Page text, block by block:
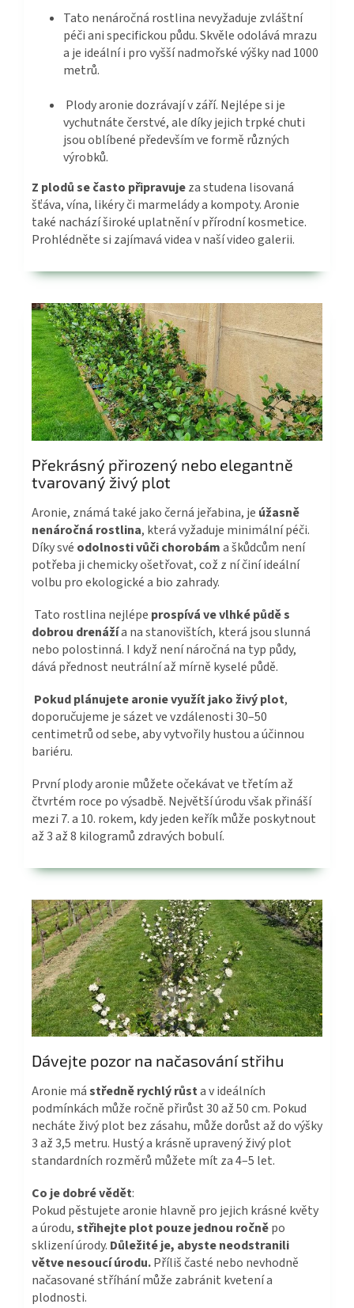
Tato nenáročná rostlina nevyžaduje zvláštní
péči ani specifickou půdu. Skvěle odolává mrazu
a je ideální i pro vyšší nadmořské výšky nad 1000
metrů.
Plody aronie dozrávají v září. Nejlépe si je
vychutnáte čerstvé, ale díky jejich trpké chuti
jsou oblíbené především ve formě různých
výrobků.
Z plodů se často připravujeza studena lisovaná
šťáva, vína, likéry či marmelády a kompoty. Aronie
také nachází široké uplatnění v přírodní kosmetice.
Prohlédněte si zajímavá videa v naší video galerii.
Překrásný přirozený nebo elegantně
tvarovaný živý plot​
Aronie, známá také jako černá jeřabina, je úžasně
nenáročná rostlina, která vyžaduje minimální péči.
Díky své odolnosti vůči chorobáma škůdcům není
potřeba ji chemicky ošetřovat, což z ní činí ideální
volbu pro ekologické a bio zahrady.
Tato rostlina nejlépe prospívá ve vlhké půdě s
dobrou drenážía na stanovištích, která jsou slunná
nebo polostinná. I když není náročná na typ půdy,
dává přednost neutrální až mírně kyselé půdě.
Pokud plánujete aronie využít jako živý plot,
doporučujeme je sázet ve vzdálenosti 30–50
centimetrů od sebe, aby vytvořily hustou a účinnou
bariéru.
První plody aronie můžete očekávat ve třetím až
čtvrtém roce po výsadbě. Největší úrodu však přináší
mezi 7. a 10. rokem, kdy jeden keřík může poskytnout
až 3 až 8 kilogramů zdravých bobulí.
Dávejte pozor na načasování střihu
Aronie mástředně rychlý růsta v ideálních
podmínkách může ročně přirůst 30 až 50 cm. Pokud
necháte živý plot bez zásahu, může dorůst až do výšky
3 až 3,5 metru. Hustý a krásně upravený živý plot
standardních rozměrů můžete mít za 4–5 let.
Co je dobré vědět:
Pokud pěstujete aronie hlavně pro jejich krásné květy
a úrodu,střihejte plot pouze jednou ročněpo
sklizení úrody. Důležité je, abyste neodstranili
větve nesoucí úrodu.Příliš časté nebo nevhodně
načasované stříhání může zabránit kvetení a
plodnosti.